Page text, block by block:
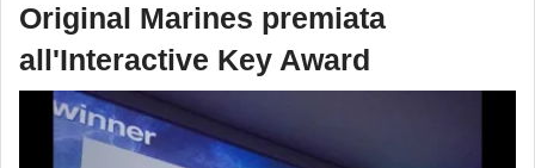
Original Marines premiata
all'Interactive Key Award